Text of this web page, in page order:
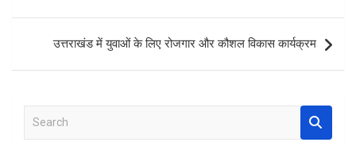
o
k
p
p
उत्तराखंड में युवाओं के लिए रोजगार और कौशल विकास कार्यक्रम